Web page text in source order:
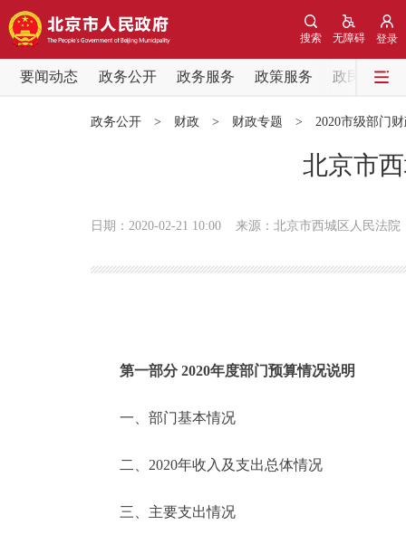
登录
无障碍
搜索
要闻动态 政务公开 政务服务 政策服务
政民互动
政务公开 > 财政 > 财政专题 > 2020市级部门
北京市
日期：2020-02-21 10:00 来源：北京市西城区人民法院
第一部分 2020年度部门预算情况说明
一、部门基本情况
二、2020年收入及支出总体情况
三、主要支出情况